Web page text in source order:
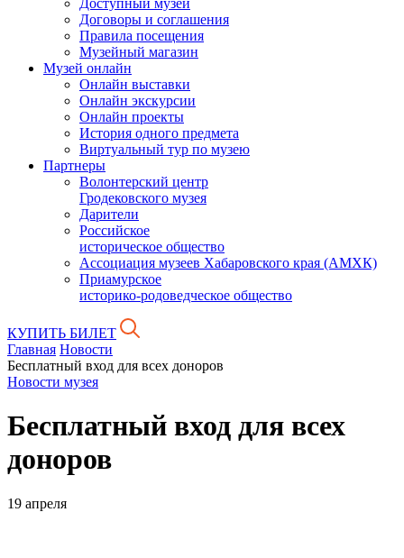
Доступный музей
Договоры и соглашения
Правила посещения
Музейный магазин
Музей онлайн
Онлайн выставки
Онлайн экскурсии
Онлайн проекты
История одного предмета
Виртуальный тур по музею
Партнеры
Волонтерский центр
Гродековского музея
Дарители
Российское
историческое общество
Ассоциация музеев Хабаровского края (АМХК)
Приамурское
историко-родоведческое общество
КУПИТЬ БИЛЕТ
Главная Новости
Бесплатный вход для всех доноров
Новости музея
Бесплатный вход для всех
доноров
19 апреля